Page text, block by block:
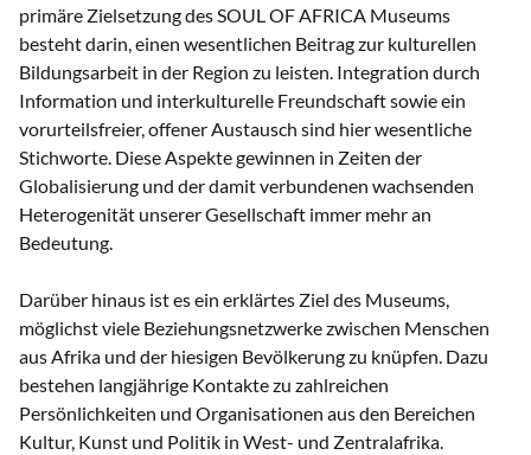
primäre Zielsetzung des SOUL OF AFRICA Museums
besteht darin, einen wesentlichen Beitrag zur kulturellen
Bildungsarbeit in der Region zu leisten. Integration durch
Information und interkulturelle Freundschaft sowie ein
vorurteilsfreier, offener Austausch sind hier wesentliche
Stichworte. Diese Aspekte gewinnen in Zeiten der
Globalisierung und der damit verbundenen wachsenden
Heterogenität unserer Gesellschaft immer mehr an
Bedeutung.
Darüber hinaus ist es ein erklärtes Ziel des Museums,
möglichst viele Beziehungsnetzwerke zwischen Menschen
aus Afrika und der hiesigen Bevölkerung zu knüpfen. Dazu
bestehen langjährige Kontakte zu zahlreichen
Persönlichkeiten und Organisationen aus den Bereichen
Kultur, Kunst und Politik in West- und Zentralafrika.